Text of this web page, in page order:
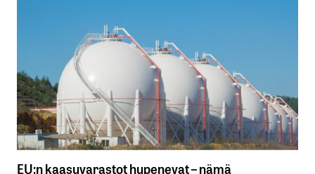
EU:n kaasuvarastot hupenevat – nämä